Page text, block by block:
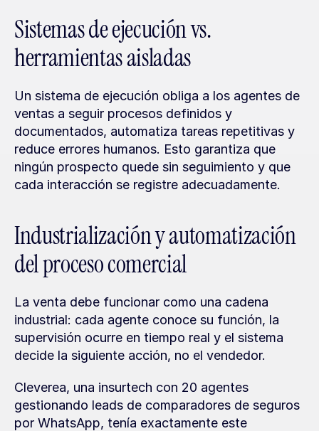
Sistemas de ejecución vs.
herramientas aisladas
Un sistema de ejecución obliga a los agentes de
ventas a seguir procesos definidos y
documentados, automatiza tareas repetitivas y
reduce errores humanos. Esto garantiza que
ningún prospecto quede sin seguimiento y que
cada interacción se registre adecuadamente.
Industrialización y automatización
del proceso comercial
La venta debe funcionar como una cadena
industrial: cada agente conoce su función, la
supervisión ocurre en tiempo real y el sistema
decide la siguiente acción, no el vendedor.
Cleverea, una insurtech con 20 agentes
gestionando leads de comparadores de seguros
por WhatsApp, tenía exactamente este